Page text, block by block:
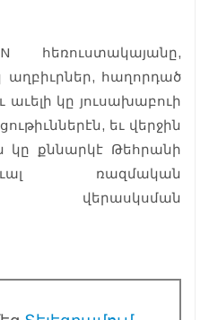
աղբիւրներ, հաղորդած
աւելի կը յուսախաբուի
եւ վերջին
կը քննարկէ Թեհրանի
ռազմական
վերասկսման